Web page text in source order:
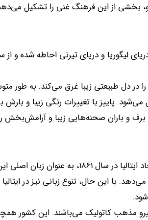
بخشی از این فرهنگ غنی را تشکیل
دریای لیگوریا و دریای تیرنی احاطه شده
در دل طبیعتی زیبا غرق می‌کند. به طور
می‌شود. پاییز با تغییرات رنگی زیبا و
و باران صحنه‌هایی زیبا و آرامش‌بخش
ایتالیا در سال ، به عنوان زبان اصلی
می‌دهد. با این حال، تنوع زبانی نیز در
.
مذهب کاتولیک می‌باشند. این کشور